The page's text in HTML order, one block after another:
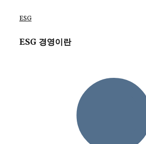
ESG
ESG 경영이란